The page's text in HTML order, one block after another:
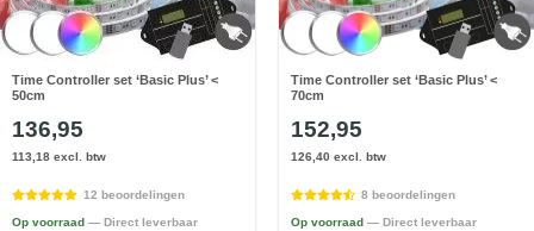
Time Controller set ‘Basic Plus’ <
50cm
136,95
113,18 excl. btw
12 beoordelingen
Op voorraad — Direct leverbaar
Time Controller set ‘Basic Plus’ <
70cm
152,95
126,40 excl. btw
8 beoordelingen
Op voorraad — Direct leverbaar